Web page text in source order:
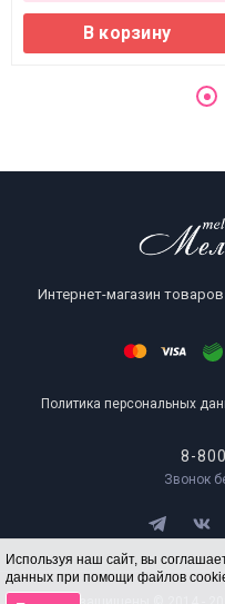
Используя наш сайт, вы
данных при помощи файлов
В корзину
Интернет-магазин
Политика персональных
8-
Звонок